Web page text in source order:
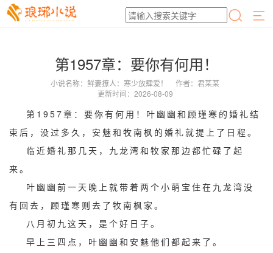
第1957章：要你有何用！
小说名称：鲜妻撩人：寒少放肆爱！
作者：君某某
更新时间：2026-08-09
第1957章：要你有何用！叶幽幽和顾瑾寒的婚礼结
束后，没过多久，安魅和牧南枫的婚礼就提上了日程。
临近婚礼那几天，九龙湾和牧家那边都忙碌了起
来。
叶幽幽前一天晚上就带着两个小萌宝住在九龙湾没
有回去，顾瑾寒则去了牧南枫家。
八月初九这天，是个好日子。
早上三四点，叶幽幽和安魅他们都起来了。